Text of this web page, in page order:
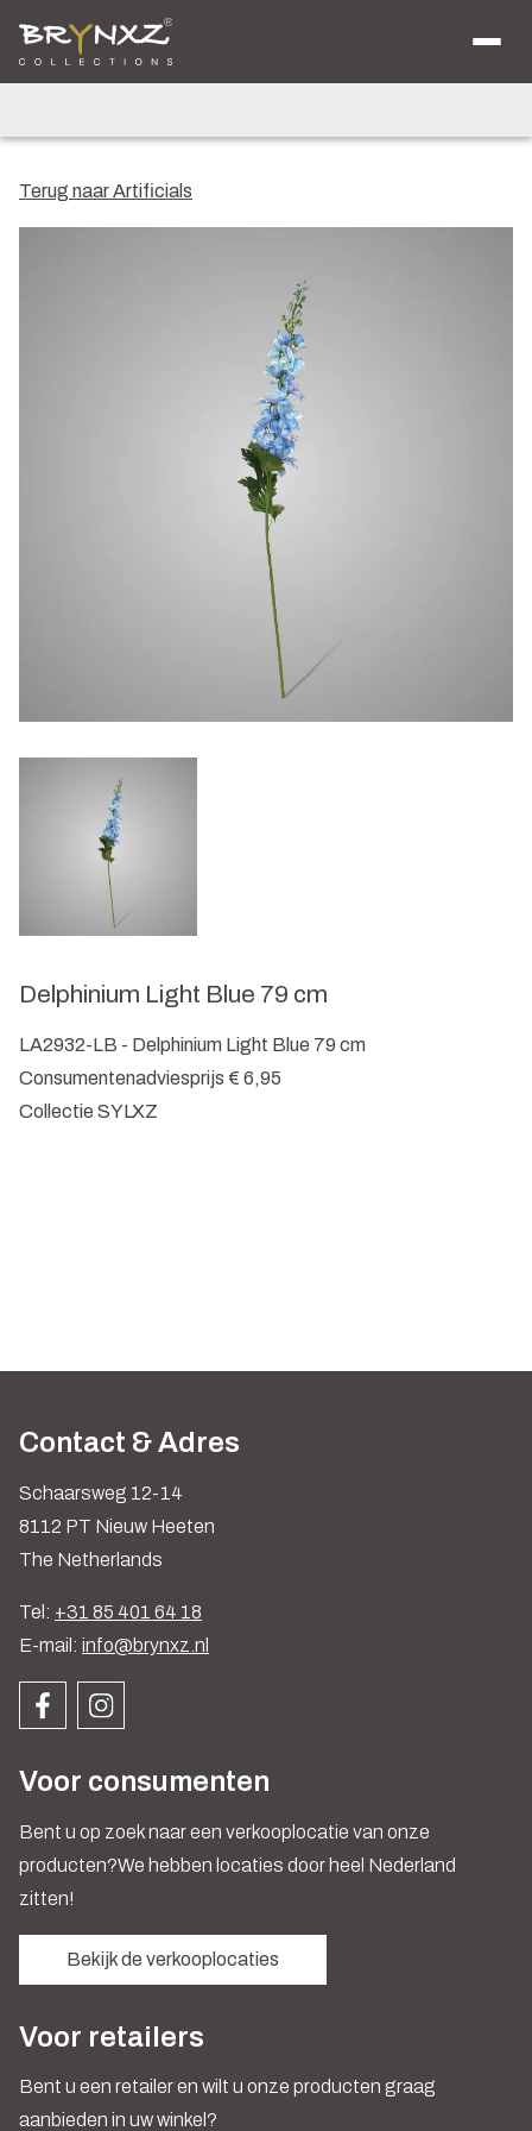
Over ons
Catalogus
Collecties
Ancient Clay
Verkooplocaties
Terug naar Artificials
Delphinium Light Blue 79 cm
LA2932-LB - Delphinium Light Blue 79 cm
Consumentenadviesprijs € 6,95
Collectie SYLXZ
Contact & Adres
Schaarsweg 12-14
8112 PT Nieuw Heeten
The Netherlands
Tel: +31 85 401 64 18
E-mail: info@brynxz.nl
Voor consumenten
Bent u op zoek naar een verkooplocatie van onze
producten?We hebben locaties door heel Nederland
zitten!
Bekijk de verkooplocaties
Voor retailers
Bent u een retailer en wilt u onze producten graag
aanbieden in uw winkel?